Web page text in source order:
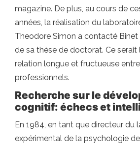
magazine. De plus, au cours de
années, la réalisation du
Theodore Simon a contacté
de sa thèse de doctorat. Ce
relation longue et fructueuse
professionnels.
Recherche sur le
cognitif: échecs et
En 1984, en tant que directeur du
expérimental de la psychologie